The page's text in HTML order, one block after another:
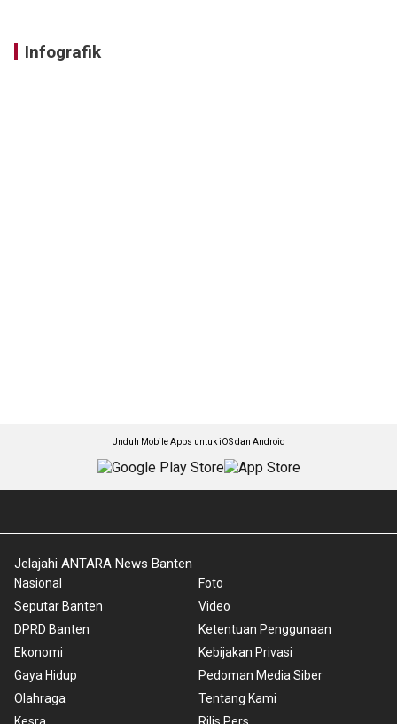
Infografik
Unduh Mobile Apps untuk iOS dan Android
Jelajahi ANTARA News Banten
Nasional
Seputar Banten
DPRD Banten
Ekonomi
Gaya Hidup
Olahraga
Foto
Video
Ketentuan Penggunaan
Kebijakan Privasi
Pedoman Media Siber
Tentang Kami